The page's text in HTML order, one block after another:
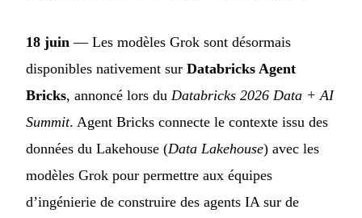
18 juin — Les modèles Grok sont désormais
disponibles nativement sur Databricks Agent
Bricks, annoncé lors du Databricks 2026 Data + AI
Summit. Agent Bricks connecte le contexte issu des
données du Lakehouse (Data Lakehouse) avec les
modèles Grok pour permettre aux équipes
d’ingénierie de construire des agents IA sur de